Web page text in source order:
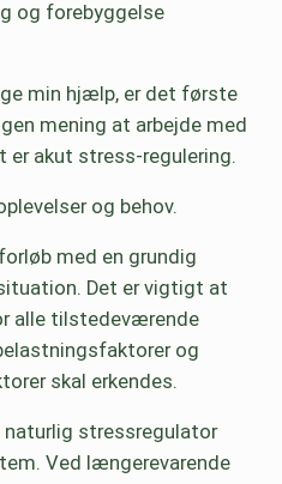
og forebyggelse
min hjælp, er det første
mening at arbejde med
er akut stress-regulering.
og behov.
med en grundig
Det er vigtigt at
alle tilstedeværende
og
skal erkendes.
naturlig stressregulator
Ved længerevarende